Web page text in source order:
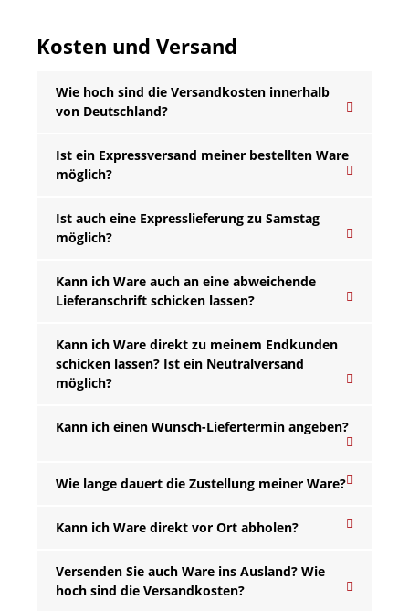
Kosten und Versand
Wie hoch sind die Versandkosten innerhalb
von Deutschland?
Ist ein Expressversand meiner bestellten Ware
möglich?
Ist auch eine Expresslieferung zu Samstag
möglich?
Kann ich Ware auch an eine abweichende
Lieferanschrift schicken lassen?
Kann ich Ware direkt zu meinem Endkunden
schicken lassen? Ist ein Neutralversand
möglich?
Kann ich einen Wunsch-Liefertermin angeben?
Wie lange dauert die Zustellung meiner Ware?
Kann ich Ware direkt vor Ort abholen?
Versenden Sie auch Ware ins Ausland? Wie
hoch sind die Versandkosten?